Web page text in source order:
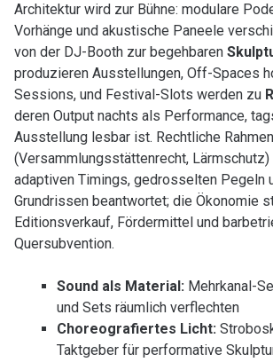
Architektur wird zur Bühne: modulare
Vorhänge und akustische Paneele
von der DJ-Booth zur begehbaren
produzieren Ausstellungen, Off-Spaces
Sessions, und Festival-Slots werden zu
deren Output nachts als Performance,
Ausstellung lesbar ist. Rechtliche Rahmen
(Versammlungsstättenrecht,
adaptiven Timings, gedrosselten Pegeln
Grundrissen beantwortet; die Ökonomie
Editionsverkauf, Fördermittel und
Quersubvention.
Sound als Material:Mehrkanal-
und Sets räumlich verflechten
Choreografiertes Licht:
Taktgeber für performative